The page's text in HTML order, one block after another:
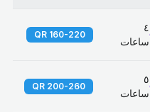
٤
ساعات
160-220 QR
٥
ساعات
200-260 QR